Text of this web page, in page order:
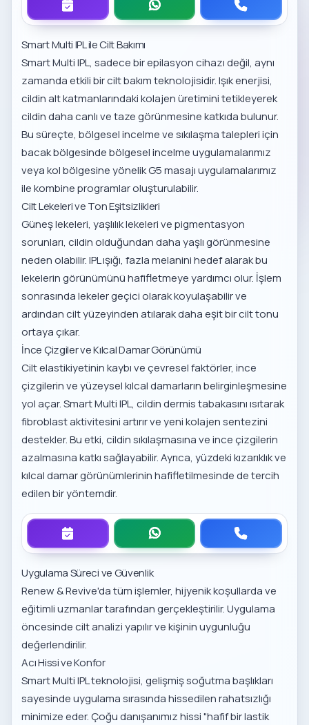
Smart Multi IPL ile Cilt Bakımı
Smart Multi IPL, sadece bir epilasyon cihazı değil, aynı
zamanda etkili bir cilt bakım teknolojisidir. Işık enerjisi,
cildin alt katmanlarındaki kolajen üretimini tetikleyerek
cildin daha canlı ve taze görünmesine katkıda bulunur.
Bu süreçte, bölgesel incelme ve sıkılaşma talepleri için
bacak bölgesinde bölgesel incelme uygulamalarımız
veyakol bölgesine yönelik G5 masajı uygulamalarımız
ile kombine programlar oluşturulabilir.
Cilt Lekeleri ve Ton Eşitsizlikleri
Güneş lekeleri, yaşlılık lekeleri ve pigmentasyon
sorunları, cildin olduğundan daha yaşlı görünmesine
neden olabilir. IPL ışığı, fazla melanini hedef alarak bu
lekelerin görünümünü hafifletmeye yardımcı olur. İşlem
sonrasında lekeler geçici olarak koyulaşabilir ve
ardından cilt yüzeyinden atılarak daha eşit bir cilt tonu
ortaya çıkar.
İnce Çizgiler ve Kılcal Damar Görünümü
Cilt elastikiyetinin kaybı ve çevresel faktörler, ince
çizgilerin ve yüzeysel kılcal damarların belirginleşmesine
yol açar. Smart Multi IPL, cildin dermis tabakasını ısıtarak
fibroblast aktivitesini artırır ve yeni kolajen sentezini
destekler. Bu etki, cildin sıkılaşmasına ve ince çizgilerin
azalmasına katkı sağlayabilir. Ayrıca, yüzdeki kızarıklık ve
kılcal damar görünümlerinin hafifletilmesinde de tercih
edilen bir yöntemdir.
Uygulama Süreci ve Güvenlik
Renew & Revive'da tüm işlemler, hijyenik koşullarda ve
eğitimli uzmanlar tarafından gerçekleştirilir. Uygulama
öncesinde cilt analizi yapılır ve kişinin uygunluğu
değerlendirilir.
Acı Hissi ve Konfor
Smart Multi IPL teknolojisi, gelişmiş soğutma başlıkları
sayesinde uygulama sırasında hissedilen rahatsızlığı
minimize eder. Çoğu danışanımız hissi "hafif bir lastik